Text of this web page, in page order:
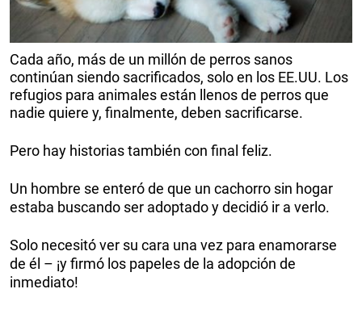
Cada año, más de un millón de perros sanos
continúan siendo sacrificados, solo en los EE.UU. Los
refugios para animales están llenos de perros que
nadie quiere y, finalmente, deben sacrificarse.
Pero hay historias también con final feliz.
Un hombre se enteró de que un cachorro sin hogar
estaba buscando ser adoptado y decidió ir a verlo.
Solo necesitó ver su cara una vez para enamorarse
de él – ¡y firmó los papeles de la adopción de
inmediato!